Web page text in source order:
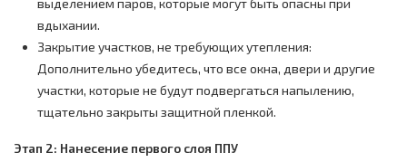
выделением паров, которые могут быть опасны при
вдыхании.
Закрытие участков, не требующих утепления:
Дополнительно убедитесь, что все окна, двери и другие
участки, которые не будут подвергаться напылению,
тщательно закрыты защитной пленкой.
Этап 2: Нанесение первого слоя ППУ